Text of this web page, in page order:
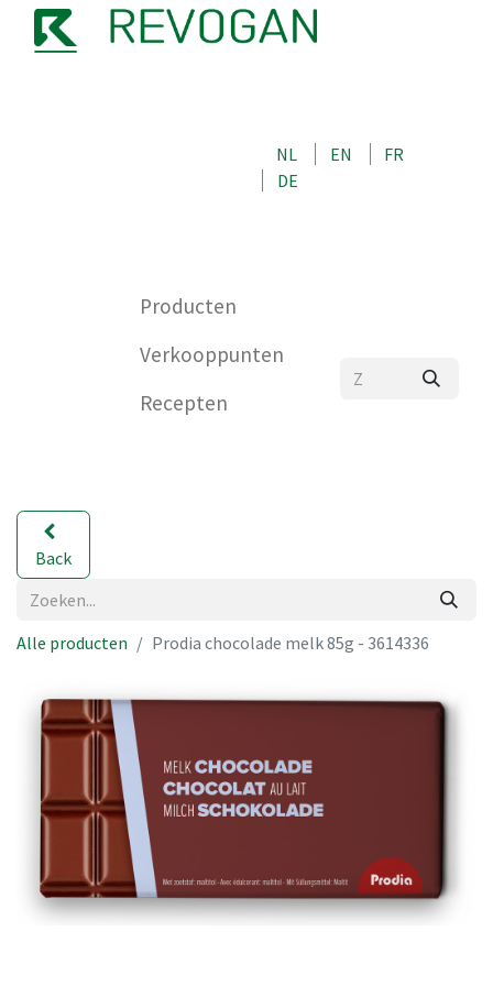
NL EN
FR
DE
Producten
Verkooppunten
Recepten
Back
Alle producten Prodia chocolade melk 85g - 3614336